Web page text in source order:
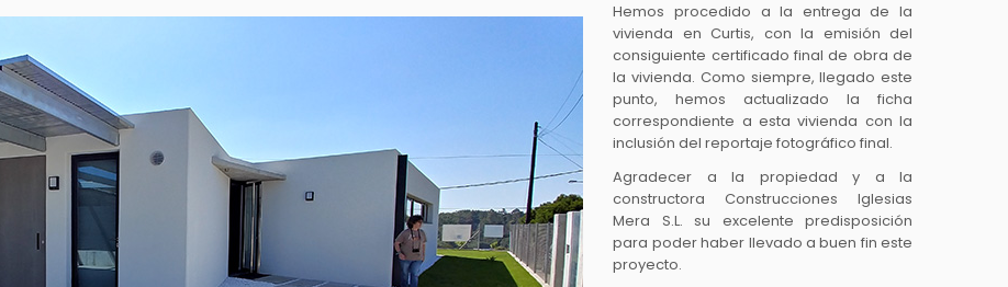
Hemos procedido a la entrega de la
vivienda en Curtis, con la emisión del
consiguiente certificado final de obra de
la vivienda. Como siempre, llegado este
punto, hemos actualizado la ficha
correspondiente a esta vivienda con la
inclusión del reportaje fotográfico final.
Agradecer a la propiedad y a la
constructora Construcciones Iglesias
Mera S.L. su excelente predisposición
para poder haber llevado a buen fin este
proyecto.